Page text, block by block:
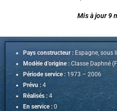
Mis à jour 9
Pays constructeur : Espagne, sous
Modèle d’origine : Classe Daphné
Période service : 1973 – 2006
Prévu : 4
Réalisés : 4
En service : 0